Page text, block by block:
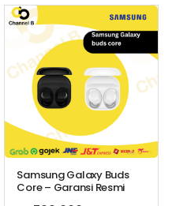
Rp5.499.000.
ini
adalah:
Rp4.775.000.
Samsung Galaxy Buds
Core – Garansi Resmi